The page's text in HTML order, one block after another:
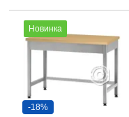
Новинка
-18%